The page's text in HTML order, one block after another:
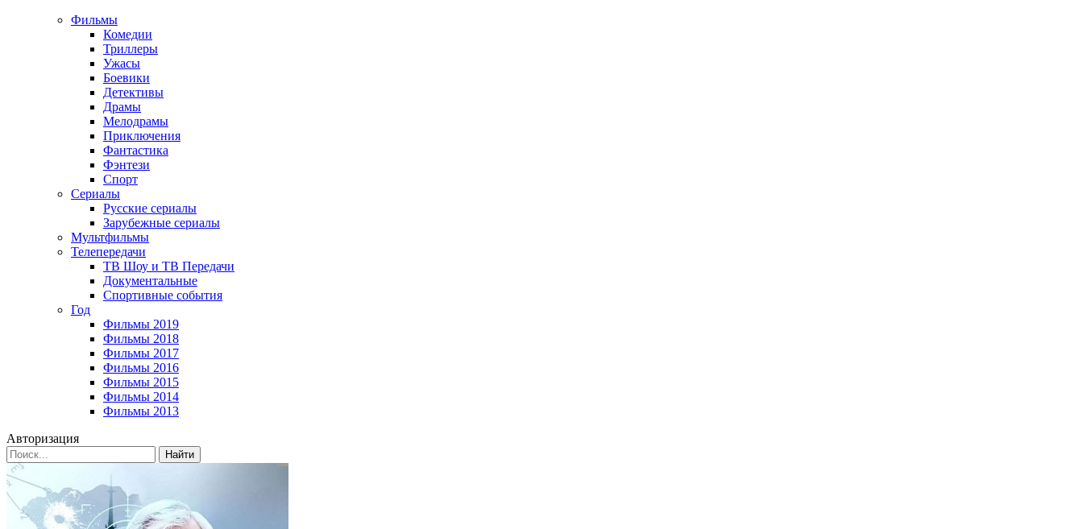
Фильмы
Комедии
Триллеры
Ужасы
Боевики
Детективы
Драмы
Мелодрамы
Приключения
Фантастика
Фэнтези
Спорт
Сериалы
Русские сериалы
Зарубежные сериалы
Мультфильмы
Телепередачи
ТВ Шоу и ТВ Передачи
Документальные
Спортивные события
Год
Фильмы 2019
Фильмы 2018
Фильмы 2017
Фильмы 2016
Фильмы 2015
Фильмы 2014
Фильмы 2013
Авторизация
Найти